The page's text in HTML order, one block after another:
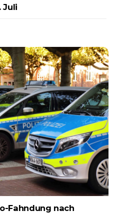
Juli
Fahndung nach